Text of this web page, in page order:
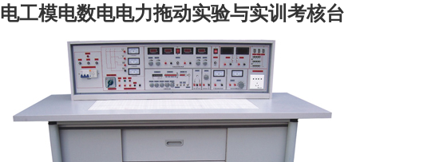
电工模电数电电力拖动实验与实训考核台